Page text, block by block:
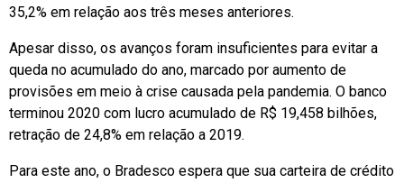
35,2% em relação aos três meses anteriores.
Apesar disso, os avanços foram insuficientes para evitar a
queda no acumulado do ano, marcado por aumento de
provisões em meio à crise causada pela pandemia. O banco
terminou 2020 com lucro acumulado de R$ 19,458 bilhões,
retração de 24,8% em relação a 2019.
Para este ano, o Bradesco espera que sua carteira de crédito